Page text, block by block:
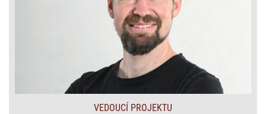
VEDOUCÍ PROJEKTU